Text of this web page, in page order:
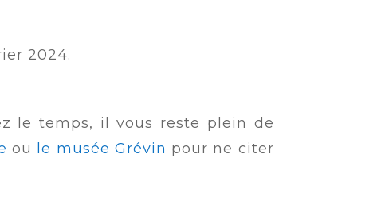
2024.
le temps, il vous reste plein de
ou le musée Grévin pour ne citer